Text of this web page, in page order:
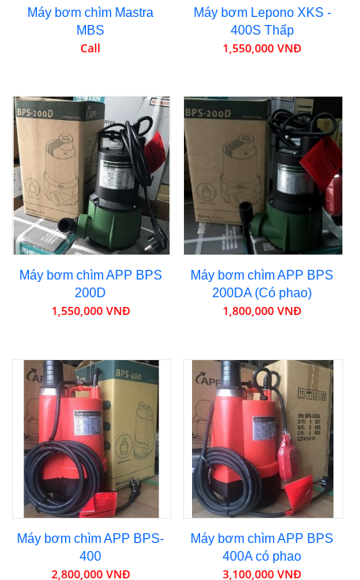
Máy bơm chìm Mastra
MBS
Call
Máy bơm Lepono XKS -
400S Thấp
1,550,000 VNĐ
Máy bơm chìm APP BPS
200D
1,550,000 VNĐ
Máy bơm chìm APP BPS
200DA (Có phao)
1,800,000 VNĐ
Máy bơm chìm APP BPS-
400
2,800,000 VNĐ
Máy bơm chìm APP BPS
400A có phao
3,100,000 VNĐ